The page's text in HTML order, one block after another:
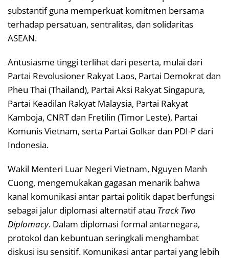
substantif guna memperkuat komitmen bersama
terhadap persatuan, sentralitas, dan solidaritas
ASEAN.
Antusiasme tinggi terlihat dari peserta, mulai dari
Partai Revolusioner Rakyat Laos, Partai Demokrat dan
Pheu Thai (Thailand), Partai Aksi Rakyat Singapura,
Partai Keadilan Rakyat Malaysia, Partai Rakyat
Kamboja, CNRT dan Fretilin (Timor Leste), Partai
Komunis Vietnam, serta Partai Golkar dan PDI-P dari
Indonesia.
Wakil Menteri Luar Negeri Vietnam, Nguyen Manh
Cuong, mengemukakan gagasan menarik bahwa
kanal komunikasi antar partai politik dapat berfungsi
sebagai jalur diplomasi alternatif atau Track Two
Diplomacy. Dalam diplomasi formal antarnegara,
protokol dan kebuntuan seringkali menghambat
diskusi isu sensitif. Komunikasi antar partai yang lebih